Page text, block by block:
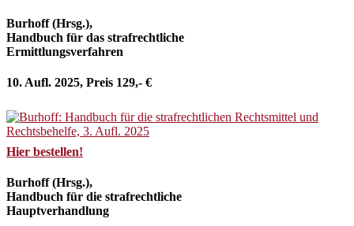
Burhoff (Hrsg.),
Handbuch für das strafrechtliche
Ermittlungsverfahren
10. Aufl. 2025, Preis 129,- €
Hier bestellen!
Burhoff (Hrsg.),
Handbuch für die strafrechtliche
Hauptverhandlung